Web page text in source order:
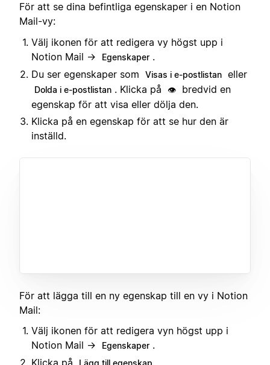
För att se dina befintliga egenskaper i en Notion
Mail-vy:
Välj ikonen för att redigera vy högst upp i
Notion Mail →
Egenskaper .
Du ser egenskaper som
Visas i e-postlistan eller
Dolda i e-postlistan . Klicka på 👁️
bredvid en
egenskap för att visa eller dölja den.
Klicka på en egenskap för att se hur den är
inställd.
För att lägga till en ny egenskap till en vy i Notion
Mail:
Välj ikonen för att redigera vyn högst upp i
Notion Mail →
Egenskaper .
Klicka på
Lägg till egenskap